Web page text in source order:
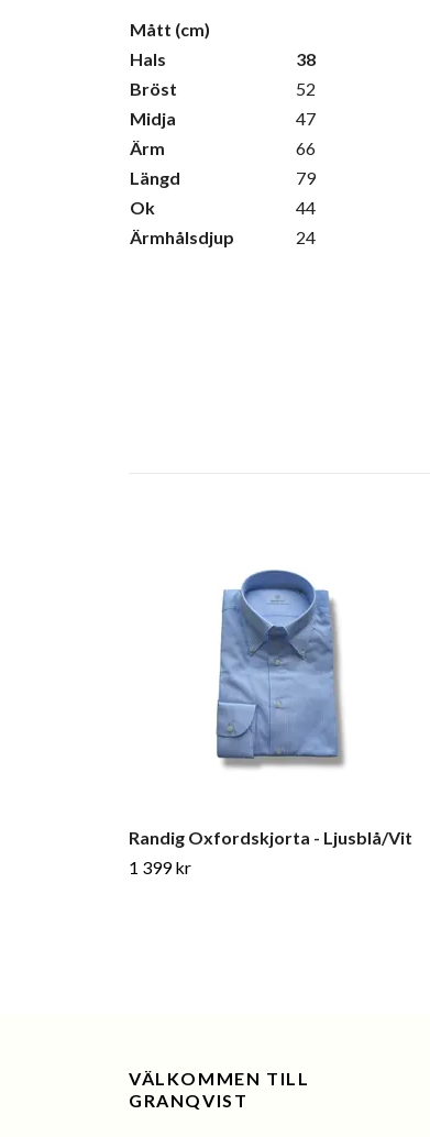
Mått (cm)
Hals
38
Bröst
52
Midja
47
Ärm
66
Längd
79
Ok
44
Ärmhålsdjup
24
Randig Oxfordskjorta - Ljusblå/Vit
1 399 kr
VÄLKOMMEN TILL
GRANQVIST